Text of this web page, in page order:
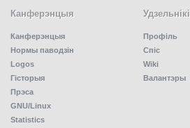
Канферэнцыя
Канферэнцыя
Нормы паводзін
Logos
Гісторыя
Прэса
GNU/Linux
Statistics
Удзельнiкi
Профіль
Спiс
Wiki
Валантэры